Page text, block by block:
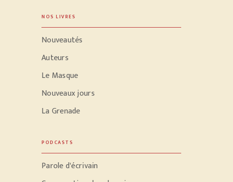
NOS LIVRES
Nouveautés
Auteurs
Le Masque
Nouveaux jours
La Grenade
PODCASTS
Parole d'écrivain